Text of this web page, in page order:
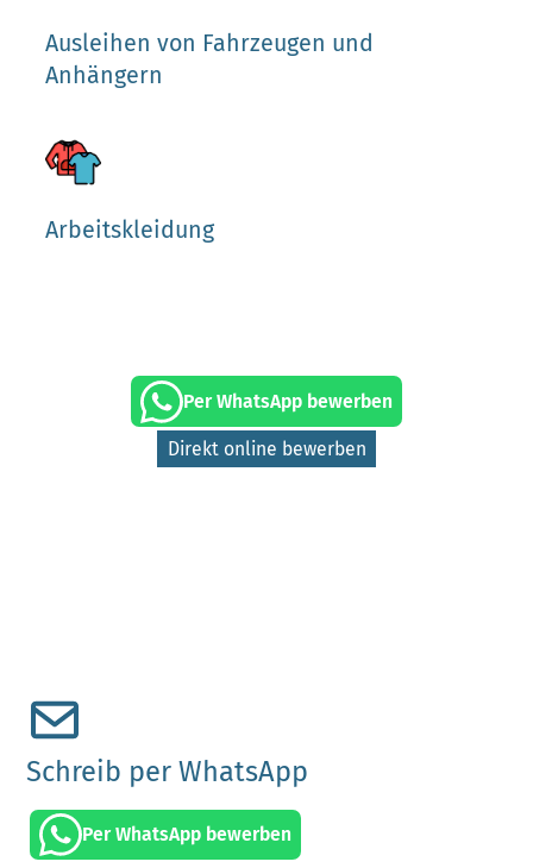
Ausleihen von Fahrzeugen und
Anhängern
Arbeitskleidung
Per WhatsApp bewerben
Direkt online bewerben
Schreib per WhatsApp
Per WhatsApp bewerben